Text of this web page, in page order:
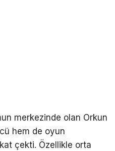
merkezinde olan Orkun
hem de oyun
çekti. Özellikle orta